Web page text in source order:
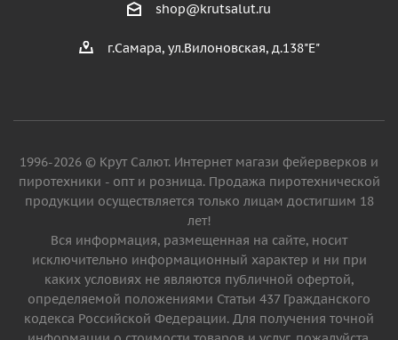
shop@krutsalut.ru
г.Самара, ул.Вилоновская, д.138"Е"
1996-2026 © Крут Салют. Интернет магази фейерверков и
пиротехники - опт и розница. Продажа пиротехнической
продукции осуществляется только лицам достигшим 18
лет!
Вся информация, размещенная на сайте, носит
исключительно информационный характер и ни при
каких условиях не являются публичной офертой,
определяемой положениями Статьи 437 Гражданского
кодекса Российской Федерации. Для получения точной